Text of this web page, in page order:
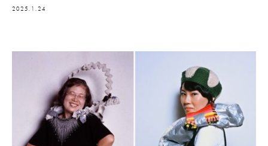
2025.1.24